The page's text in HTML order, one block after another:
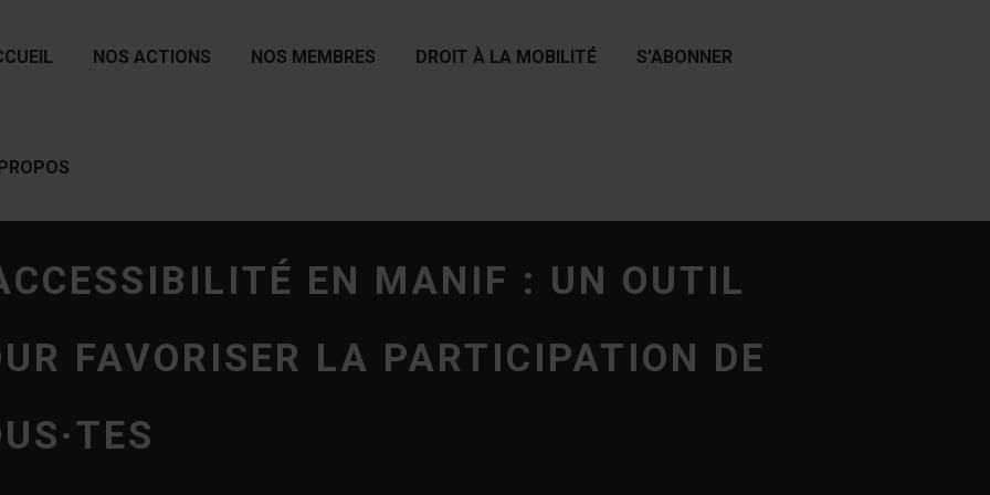
NOS ACTIONS NOS MEMBRES DROIT À LA MOBILITÉ S’ABONNER
EN MANIF : UN OUTIL
FAVORISER LA PARTICIPATION DE